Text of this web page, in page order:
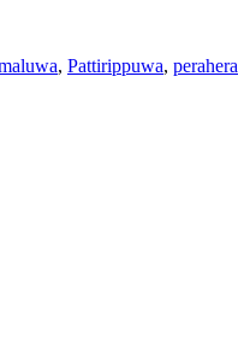
, Pattirippuwa, perahera